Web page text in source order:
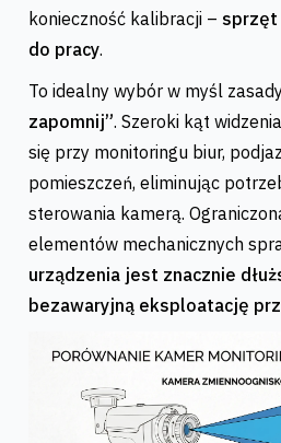
konieczność kalibracji –
do pracy.
To idealny wybór w myśl
zapomnij”. Szeroki kąt
się przy monitoringu biur,
pomieszczeń, eliminując
sterowania kamerą.
elementów mechanicznych
urządzenia jest znacznie
bezawaryjną eksploatację